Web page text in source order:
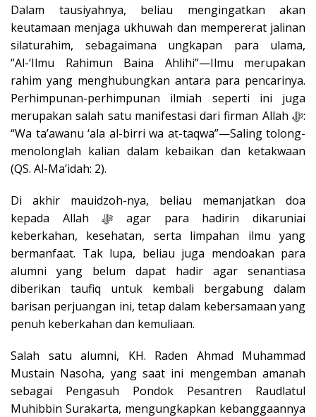
Dalam tausiyahnya, beliau mengingatkan akan
keutamaan menjaga ukhuwah dan mempererat jalinan
silaturahim, sebagaimana ungkapan para ulama,
“Al-‘Ilmu Rahimun Baina Ahlihi”—Ilmu merupakan
rahim yang menghubungkan antara para pencarinya.
Perhimpunan-perhimpunan ilmiah seperti ini juga
merupakan salah satu manifestasi dari firman Allah ﷻ:
“Wa ta’awanu ‘ala al-birri wa at-taqwa”—Saling tolong-
menolonglah kalian dalam kebaikan dan ketakwaan
(QS. Al-Ma’idah: 2).
Di akhir mauidzoh-nya, beliau memanjatkan doa
kepada Allahﷻ agar para hadirin dikaruniai
keberkahan, kesehatan, serta limpahan ilmu yang
bermanfaat. Tak lupa, beliau juga mendoakan para
alumni yang belum dapat hadir agar senantiasa
diberikan taufiq untuk kembali bergabung dalam
barisan perjuangan ini, tetap dalam kebersamaan yang
penuh keberkahan dan kemuliaan.
Salah satu alumni, KH. Raden Ahmad Muhammad
Mustain Nasoha, yang saat ini mengemban amanah
sebagai Pengasuh Pondok Pesantren Raudlatul
Muhibbin Surakarta, mengungkapkan kebanggaannya